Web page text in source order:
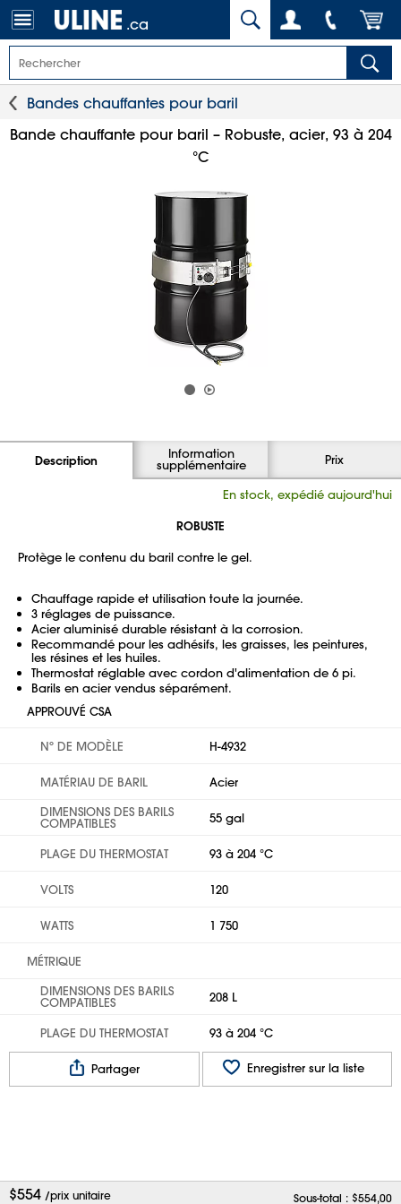
.ca
Bandes chauffantes pour baril
Bande chauffante pour baril – Robuste, acier, 93 à 204
°C
Description Information
supplémentaire Prix
En stock, expédié aujourd'hui
ROBUSTE
Protège le contenu du baril contre le gel.
Chauffage rapide et utilisation toute la journée.
3 réglages de puissance.
Acier aluminisé durable résistant à la corrosion.
Recommandé pour les adhésifs, les graisses, les peintures,
les résines et les huiles.
Thermostat réglable avec cordon d'alimentation de 6 pi.
Barils en acier vendus séparément.
APPROUVÉ CSA
Nº DE MODÈLE H-4932
MATÉRIAU DE BARIL
Acier
DIMENSIONS DES BARILS
COMPATIBLES 55 gal
PLAGE DU THERMOSTAT 93 à 204 °C
VOLTS 120
WATTS 1 750
MÉTRIQUE
DIMENSIONS DES BARILS
COMPATIBLES 208 L
PLAGE DU THERMOSTAT 93 à 204 °C
Partager Enregistrer sur la liste
$554 /prix unitaire Sous-total : $554,00